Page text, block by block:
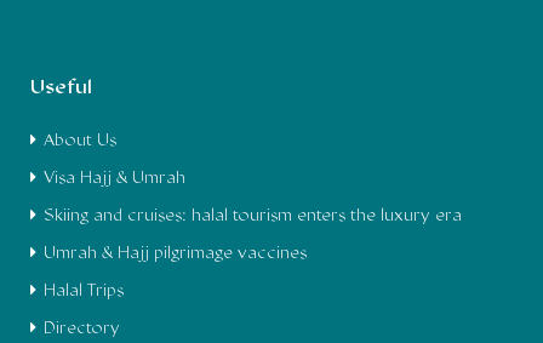
Useful
About Us
Visa Hajj & Umrah
Skiing and cruises: halal tourism enters the luxury era
Umrah & Hajj pilgrimage vaccines
Halal Trips
Directory